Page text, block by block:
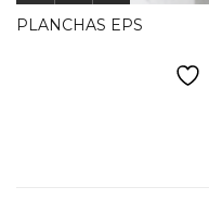
PLANCHAS EPS